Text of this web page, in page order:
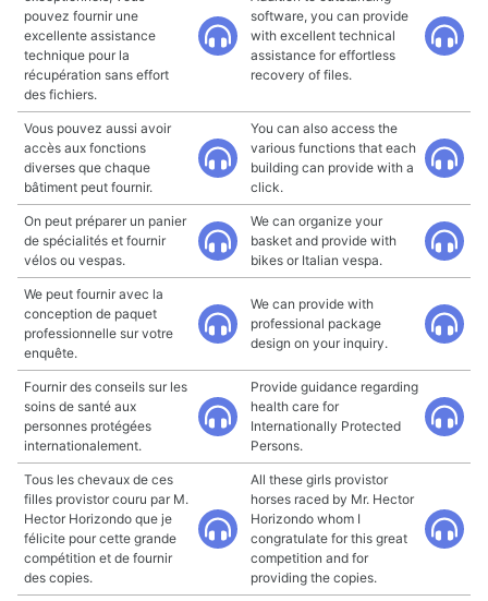
pouvez fournir une
excellente assistance
technique pour la
récupération sans effort
des fichiers.
software, you can provide
with excellent technical
assistance for effortless
recovery of files.
Vous pouvez aussi avoir
accès aux fonctions
diverses que chaque
bâtiment peut fournir.
You can also access the
various functions that each
building can provide with a
click.
On peut préparer un panier
de spécialités et fournir
vélos ou vespas.
We can organize your
basket and provide with
bikes or Italian vespa.
We peut fournir avec la
conception de paquet
professionnelle sur votre
enquête.
We can provide with
professional package
design on your inquiry.
Fournir des conseils sur les
soins de santé aux
personnes protégées
internationalement.
Provide guidance regarding
health care for
Internationally Protected
Persons.
Tous les chevaux de ces
filles provistor couru par M.
Hector Horizondo que je
félicite pour cette grande
compétition et de fournir
des copies.
All these girls provistor
horses raced by Mr. Hector
Horizondo whom I
congratulate for this great
competition and for
providing the copies.